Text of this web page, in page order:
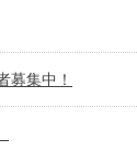
募集中！